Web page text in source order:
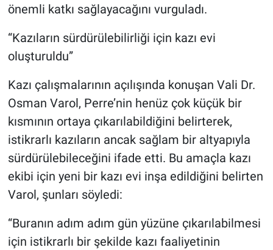
önemli katkı sağlayacağını vurguladı.
“Kazıların sürdürülebilirliği için kazı evi
oluşturuldu”
Kazı çalışmalarının açılışında konuşan Vali Dr.
Osman Varol, Perre’nin henüz çok küçük bir
kısmının ortaya çıkarılabildiğini belirterek,
istikrarlı kazıların ancak sağlam bir altyapıyla
sürdürülebileceğini ifade etti. Bu amaçla kazı
ekibi için yeni bir kazı evi inşa edildiğini belirten
Varol, şunları söyledi:
“Buranın adım adım gün yüzüne çıkarılabilmesi
için istikrarlı bir şekilde kazı faaliyetinin